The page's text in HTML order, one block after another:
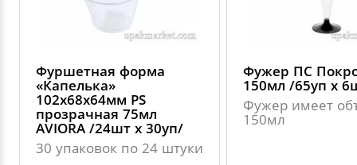
Фуршетная форма
«Капелька»
102х68х64мм PS
прозрачная 75мл
AVIORA /24шт х 30уп/
30 упаковок по 24 штуки
Фужер ПС
150мл /65уп х
Фужер имеет
150мл